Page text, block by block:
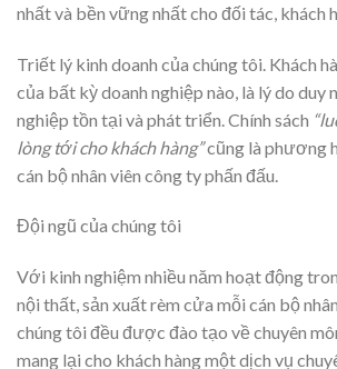
nhất và bền vững nhất cho đối tác, khách
Triết lý kinh doanh của chúng tôi. Khách
của bất kỳ doanh nghiệp nào, là lý do duy
nghiệp tồn tại và phát triển. Chính sách
lòng tới cho khách hàng”cũng là phương
cán bộ nhân viên công ty phấn đấu.
Đội ngũ của chúng tôi
Với kinh nghiệm nhiều năm hoạt động
nội thất, sản xuất rèm cửa mỗi cán bộ
chúng tôi đều được đào tạo về chuyên
mang lại cho khách hàng một dịch vụ